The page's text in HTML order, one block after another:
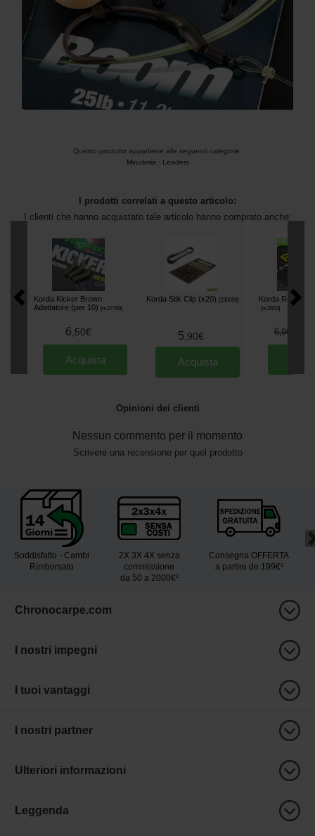
Questo prodotto appartiene alle seguenti categorie:
Minuteria - Leaders
I prodotti correlati a questo articolo:
I clienti che hanno acquistato tale articolo hanno comprato anche:
Korda Kicker Brown
Adattatore (per 10)
[m27769]
6 50€
Acquista
Korda Stik Clip (x20) [230599]
5,90€
Acquista
Korda Round
[m2653]
6,90
Opinioni dei clienti
Nessun commento per il momento
Scrivere una recensione per quel prodotto
Soddisfatto - Cambi
Rimborsato
2X 3X 4X senza
commissione
da 50 a 2000€²
Consegna OFFERTA
a partire de 199€¹
Chronocarpe.com
I nostri impegni
I tuoi vantaggi
I nostri partner
Ulteriori informazioni
Leggenda